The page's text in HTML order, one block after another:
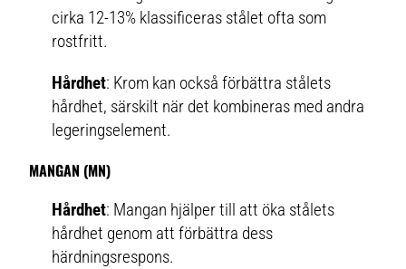
cirka 12-13% klassificeras stålet ofta som
rostfritt.
Hårdhet: Krom kan också förbättra stålets
hårdhet, särskilt när det kombineras med andra
legeringselement.
MANGAN (MN)
Hårdhet: Mangan hjälper till att öka stålets
hårdhet genom att förbättra dess
härdningsrespons.